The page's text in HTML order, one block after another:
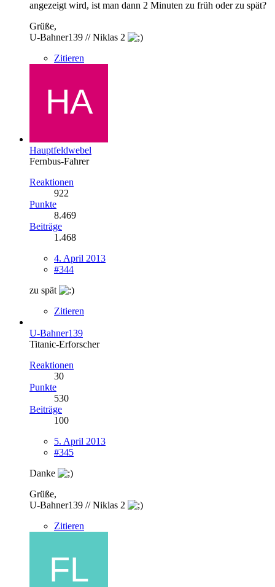
angezeigt wird, ist man dann 2 Minuten zu früh oder zu spät?
Grüße,
U-Bahner139 // Niklas 2
Zitieren
Hauptfeldwebel
Fernbus-Fahrer
Reaktionen
922
Punkte
8.469
Beiträge
1.468
4. April 2013
#344
zu spät
Zitieren
U-Bahner139
Titanic-Erforscher
Reaktionen
30
Punkte
530
Beiträge
100
5. April 2013
#345
Danke
Grüße,
U-Bahner139 // Niklas 2
Zitieren